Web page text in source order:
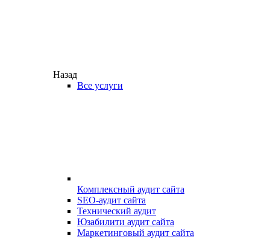
Назад
Все услуги
Комплексный аудит сайта
SEO-аудит сайта
Технический аудит
Юзабилити аудит сайта
Маркетинговый аудит сайта